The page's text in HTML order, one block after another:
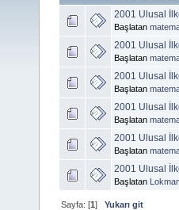
2001 Ulusal
Başlatan
2001 Ulusal
Başlatan
2001 Ulusal
Başlatan
2001 Ulusal
Başlatan
2001 Ulusal
Başlatan
2001 Ulusal
Başlatan
Sayfa: [1]Yukarı git